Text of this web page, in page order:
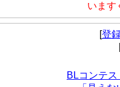
います
[登
BLコンテ